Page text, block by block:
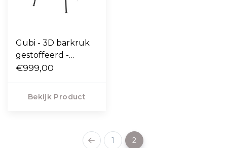
Gubi - 3D barkruk
gestoffeerd -
center basis
€999,00
Bekijk Product
1 2